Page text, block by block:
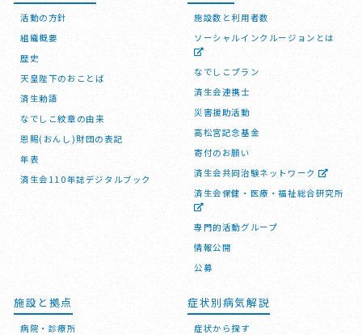
活動の方針
組織概要
歴史
天皇陛下のおことば
済生勅語
なでしこ紋章の由来
恩賜(おんし)財団の表記
年表
済生会110年誌デジタルブック
施設数と利用者数
ソーシャルインクルージョンとは
なでしこプラン
済生会連携士
災害援助活動
高松宮記念基金
寄付のお願い
済生会共同治験ネットワーク
済生会保健・医療・福祉総合研究所
専門的活動グループ
情報公開
公募
施設と拠点
病院・診療所
症状別病気解説
症状から探す